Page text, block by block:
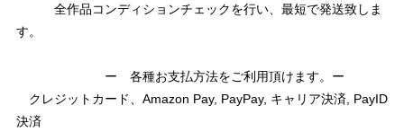
全作品コンディションチェックを行い、最短で発送致しま
す。
ー 各種お支払方法をご利用頂けます。ー
クレジットカード、Amazon Pay, PayPay, キャリア決済, PayID
決済